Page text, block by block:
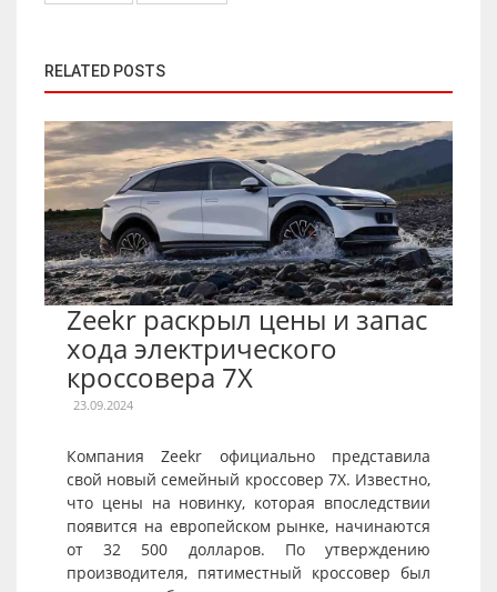
RELATED POSTS
Zeekr раскрыл цены и запас
хода электрического
кроссовера 7X
23.09.2024
Компания Zeekr официально представила
свой новый семейный кроссовер 7X. Известно,
что цены на новинку, которая впоследствии
появится на европейском рынке, начинаются
от 32 500 долларов. По утверждению
производителя, пятиместный кроссовер был